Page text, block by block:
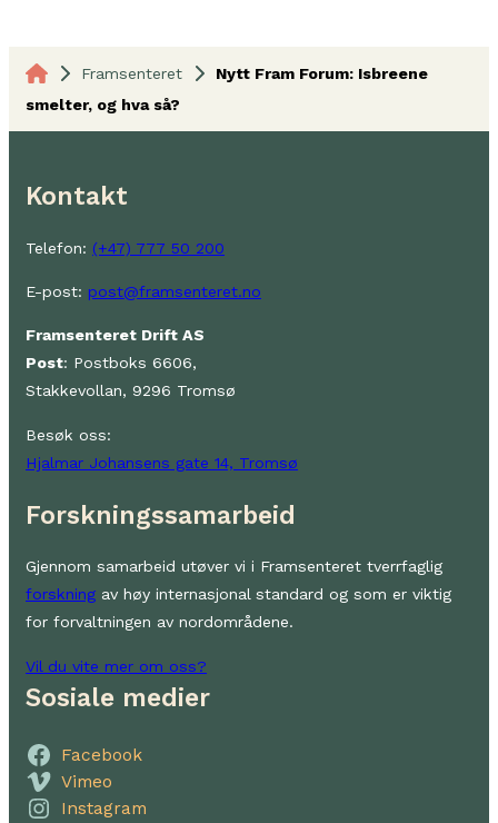
Framsenteret
Nytt Fram Forum: Isbreene
smelter, og hva så?
Kontakt
Telefon: (+47) 777 50 200
E-post: post@framsenteret.no
Framsenteret Drift AS
Post: Postboks 6606,
Stakkevollan, 9296 Tromsø
Besøk oss:
Hjalmar Johansens gate 14, Tromsø
Forskningssamarbeid
Gjennom samarbeid utøver vi i Framsenteret tverrfaglig
forskning av høy internasjonal standard og som er viktig
for forvaltningen av nordområdene.
Vil du vite mer om oss?
Sosiale medier
Facebook
Vimeo
Instagram